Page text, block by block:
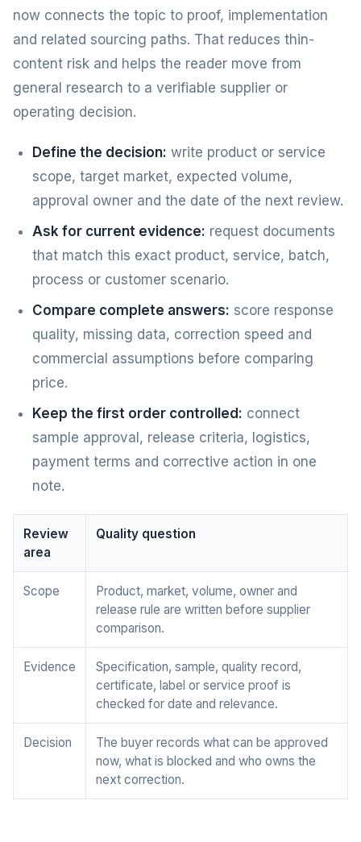
now connects the topic to proof, implementation
and related sourcing paths. That reduces thin-
content risk and helps the reader move from
general research to a verifiable supplier or
operating decision.
Define the decision: write product or service
scope, target market, expected volume,
approval owner and the date of the next review.
Ask for current evidence: request documents
that match this exact product, service, batch,
process or customer scenario.
Compare complete answers: score response
quality, missing data, correction speed and
commercial assumptions before comparing
price.
Keep the first order controlled: connect
sample approval, release criteria, logistics,
payment terms and corrective action in one
note.
Review
area
Quality question
Scope
Product, market, volume, owner and
release rule are written before supplier
comparison.
Evidence
Specification, sample, quality record,
certificate, label or service proof is
checked for date and relevance.
Decision
The buyer records what can be approved
now, what is blocked and who owns the
next correction.